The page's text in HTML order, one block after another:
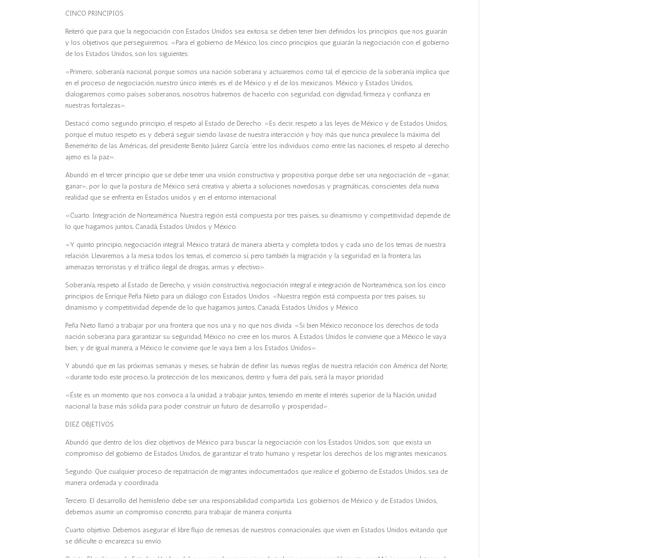
CINCO PRINCIPIOS
Reiteró que para que la negociación con Estados Unidos sea exitosa, se deben tener bien definidos los principios que nos guiarán
y los objetivos que perseguiremos. «Para el gobierno de México, los cinco principios que guiarán la negociación con el gobierno
de los Estados Unidos, son los siguientes:
«Primero; soberanía nacional, porque somos una nación soberana y actuaremos como tal, el ejercicio de la soberanía implica que
en el proceso de negociación, nuestro único interés es el de México y el de los mexicanos. México y Estados Unidos,
dialogaremos como países soberanos, nosotros habremos de hacerlo con seguridad, con dignidad, firmeza y confianza en
nuestras fortalezas».
Destacó como segundo principio, el respeto al Estado de Derecho. «Es decir, respeto a las leyes de México y de Estados Unidos,
porque el mutuo respeto es y deberá seguir siendo lavase de nuestra interacción y hoy más que nunca prevalece la máxima del
Benemérito de las Américas, del presidente Benito Juárez García ‘entre los individuos como entre las naciones, el respeto al derecho
ajeno es la paz».
Abundó en el tercer principio que se debe tener una visión constructiva y propositiva porque debe ser una negociación de «ganar,
ganar», por lo que la postura de México será creativa y abierta a soluciones novedosas y pragmáticas, conscientes dela nueva
realidad que se enfrenta en Estados unidos y en el entorno internacional
«Cuarto. Integración de Norteamérica. Nuestra región está compuesta por tres países, su dinamismo y competitividad depende de
lo que hagamos juntos, Canadá, Estados Unidos y México.
«Y quinto principio, negociación integral. México tratará de manera abierta y completa todos y cada uno de los temas de nuestra
relación. Llevaremos a la mesa todos los temas, el comercio sí, pero también la migración y la seguridad en la frontera, las
amenazas terroristas y el tráfico ilegal de drogas, armas y efectivo».
Soberanía, respeto al Estado de Derecho, y visión constructiva, negociación integral e integración de Norteamérica, son los cinco
principios de Enrique Peña Nieto para un diálogo con Estados Unidos. «Nuestra región está compuesta por tres países, su
dinamismo y competitividad depende de lo que hagamos juntos, Canadá, Estados Unidos y México.
Peña Nieto llamó a trabajar por una frontera que nos una y no que nos divida. «Si bien México reconoce los derechos de toda
nación soberana para garantizar su seguridad, México no cree en los muros. A Estados Unidos le conviene que a México le vaya
bien; y de igual manera, a México le conviene que le vaya bien a los Estados Unidos».
Y abundó que en las próximas semanas y meses, se habrán de definir las nuevas reglas de nuestra relación con América del Norte;
«durante todo este proceso, la protección de los mexicanos, dentro y fuera del país, será la mayor prioridad.
«Éste es un momento que nos convoca a la unidad, a trabajar juntos, teniendo en mente el interés superior de la Nación, unidad
nacional la base más sólida para poder construir un futuro de desarrollo y prosperidad».
DIEZ OBJETIVOS
Abundó que dentro de los diez objetivos de México para buscar la negociación con los Estados Unidos, son: que exista un
compromiso del gobierno de Estados Unidos, de garantizar el trato humano y respetar los derechos de los migrantes mexicanos.
Segundo. Que cualquier proceso de repatriación de migrantes indocumentados que realice el gobierno de Estados Unidos, sea de
manera ordenada y coordinada.
Tercero. El desarrollo del hemisferio debe ser una responsabilidad compartida. Los gobiernos de México y de Estados Unidos,
debemos asumir un compromiso concreto, para trabajar de manera conjunta.
Cuarto objetivo. Debemos asegurar el libre flujo de remesas de nuestros connacionales que viven en Estados Unidos evitando que
se dificulte o encarezca su envío.